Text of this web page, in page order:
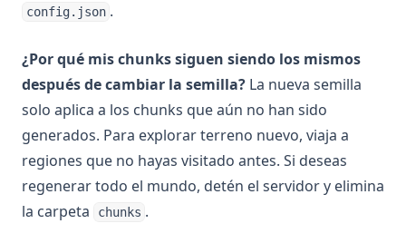
config.json .
¿Por qué mis chunks siguen siendo los mismos
después de cambiar la semilla? La nueva semilla
solo aplica a los chunks que aún no han sido
generados. Para explorar terreno nuevo, viaja a
regiones que no hayas visitado antes. Si deseas
regenerar todo el mundo, detén el servidor y elimina
la carpeta
chunks .